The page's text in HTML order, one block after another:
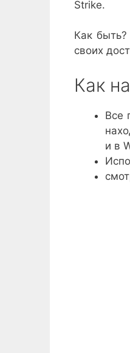
Strike.
Как
своих
Как
Все
и в